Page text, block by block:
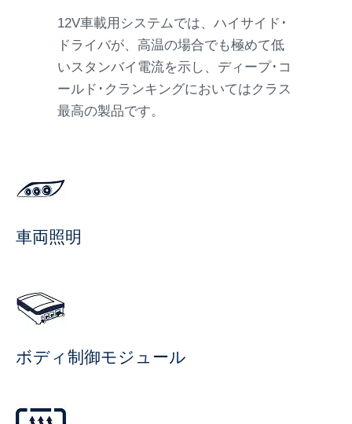
12V車載用システムでは、ハイサイド･
ドライバが、高温の場合でも極めて低
いスタンバイ電流を示し、ディープ･コ
ールド･クランキングにおいてはクラス
最高の製品です。
車両照明
ボディ制御モジュール